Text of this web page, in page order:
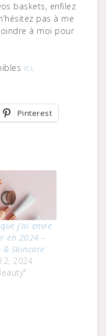
baskets, enfilez
pas à me
à moi pour
ici.
Pinterest
j’ai envie
en 2024 –
& Skincare
2024